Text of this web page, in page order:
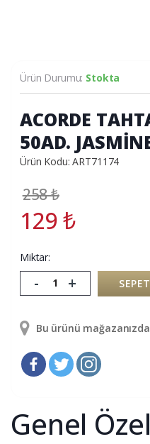
Ürün Durumu: Stokta
ACORDE
50AD.
Ürün Kodu: ART71174
258₺
129₺
Miktar:
- +
Bu ürünü
Genel